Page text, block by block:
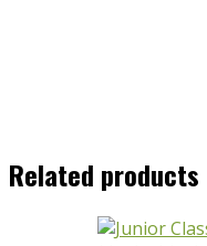
Related products